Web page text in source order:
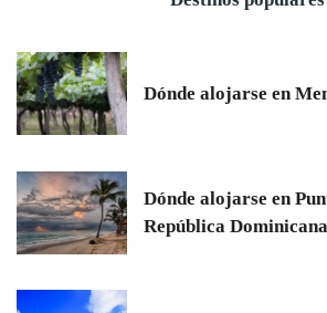
Dónde alojarse en
Dónde alojarse en
República Dominicana